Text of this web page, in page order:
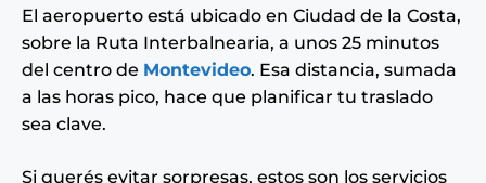
El aeropuerto está ubicado en Ciudad de la Costa,
sobre la Ruta Interbalnearia, a unos 25 minutos
del centro de Montevideo. Esa distancia, sumada
a las horas pico, hace que planificar tu traslado
sea clave.
Si querés evitar sorpresas, estos son los servicios